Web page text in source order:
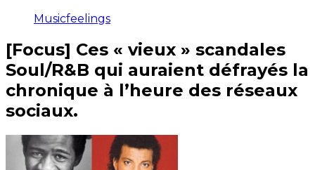
Musicfeelings
[Focus] Ces « vieux » scandales
Soul/R&B qui auraient défrayés la
chronique à l’heure des réseaux
sociaux.